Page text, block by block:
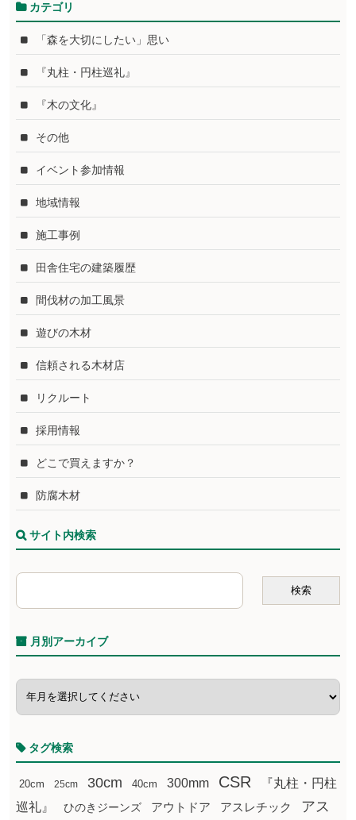
カテゴリ
「森を大切にしたい」思い
『丸柱・円柱巡礼』
『木の文化』
その他
イベント参加情報
地域情報
施工事例
田舎住宅の建築履歴
間伐材の加工風景
遊びの木材
信頼される木材店
リクルート
採用情報
どこで買えますか？
防腐木材
サイト内検索
月別アーカイブ
タグ検索
20cm 25cm 30cm 40cm 300mm CSR
『丸柱・円柱
巡礼』
ひのきジーンズ アウトドア アスレチック
アス